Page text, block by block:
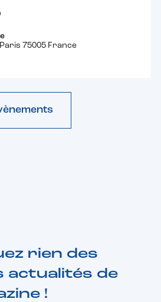
75005 France
rien des
actualités de
!